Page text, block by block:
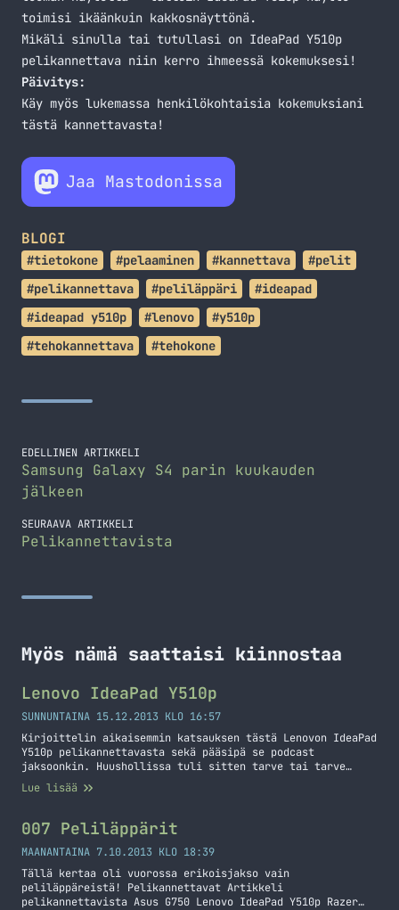
toimisi ikäänkuin kakkosnäyttönä.
Mikäli sinulla tai tutullasi on IdeaPad Y510p
pelikannettava niin kerro ihmeessä kokemuksesi!
Päivitys:
Käy myös lukemassa henkilökohtaisia kokemuksiani
tästä kannettavasta!
Jaa Mastodonissa
BLOGI
#tietokone #pelaaminen #kannettava
#pelit
#pelikannettava
#peliläppäri
#ideapad
#ideapad y510p
#lenovo
#y510p
#tehokannettava
#tehokone
EDELLINEN ARTIKKELI
Samsung Galaxy S4 parin kuukauden
jälkeen
SEURAAVA ARTIKKELI
Pelikannettavista
Myös nämä saattaisi kiinnostaa
Lenovo IdeaPad Y510p
SUNNUNTAINA 15.12.2013 KLO 16:57
Kirjoittelin aikaisemmin katsauksen tästä Lenovon IdeaPad
Y510p pelikannettavasta sekä pääsipä se podcast
jaksoonkin. Huushollissa tuli sitten tarve tai tarve
luotiin toiselle pelikoneelle kun yksi pelaamiseen
tarkoitettu pöytäkone ei enää riittänytkään. Olinkin
tarjontaan sillä toisen pöytäkoneen kokoaminen ei olisi
tullut kyseeseen. Reilu kuukausi sitten huusholliin
rantautuikin uuden karhea Lenovo IdeaPad… Jatka lukemista
Lenovo IdeaPad Y510p
Lue lisää
007 Peliläppärit
MAANANTAINA 7.10.2013 KLO 18:39
Tällä kertaa oli vuorossa erikoisjakso vain
peliläppäreistä! Pelikannettavat Artikkeli
pelikannettavista Asus G750 Lenovo IdeaPad Y510p Razer